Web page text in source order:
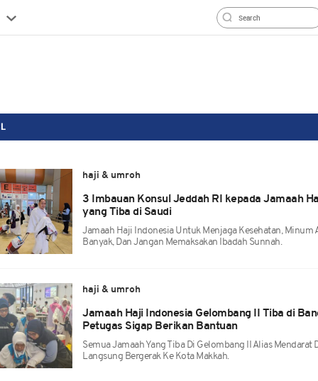
haji & umroh
3 Imbauan Konsul Jeddah RI kepada Jamaah
yang Tiba di Saudi
Jamaah Haji Indonesia Untuk Menjaga Kesehatan, Minum
Banyak, Dan Jangan Memaksakan Ibadah Sunnah.
haji & umroh
Jamaah Haji Indonesia Gelombang II Tiba di
Petugas Sigap Berikan Bantuan
Semua Jamaah Yang Tiba Di Gelombang II Alias Mendarat
Langsung Bergerak Ke Kota Makkah.